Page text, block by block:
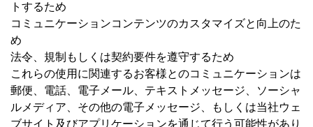
トするため
コミュニケーションコンテンツのカスタマイズと向上のた
め
法令、規制もしくは契約要件を遵守するため
これらの使用に関連するお客様とのコミュニケーションは
郵便、電話、電子メール、テキストメッセージ、ソーシャ
ルメディア、その他の電子メッセージ、もしくは当社ウェ
ブサイト及びアプリケーションを通じて行う可能性があり